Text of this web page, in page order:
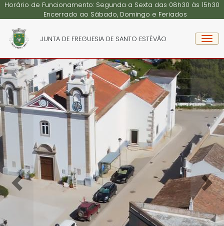
Horário de Funcionamento: Segunda a Sexta das 08h30 às 15h30
Encerrado ao Sábado, Domingo e Feriados
JUNTA DE FREGUESIA DE SANTO ESTÊVÃO
Previous